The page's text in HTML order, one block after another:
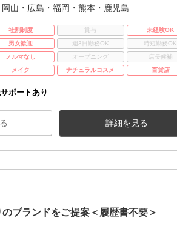
山・広島・福岡・熊本・鹿児島
社割制度 賞与
未経験OK
男女歓迎 週3日勤務OK
時短勤務OK
ノルマなし オープニング
店長候補
メイク ナチュラルコスメ 百貨店
ポートあり
詳細を見る
ブランドをご提案＜履歴書不要＞